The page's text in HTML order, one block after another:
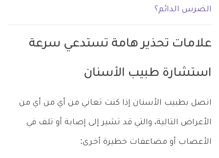
الضرس الدائم؟
علامات تحذير هامة تستدعي سرعة
استشارة طبيب الأسنان
اتصل بطبيب الأسنان إذا كنت تعاني من أي من أي من
الأعراض التالية، والتي قد تشير إلى إصابة أو تلف في
الأعصاب أو مضاعفات خطيرة أخرى: